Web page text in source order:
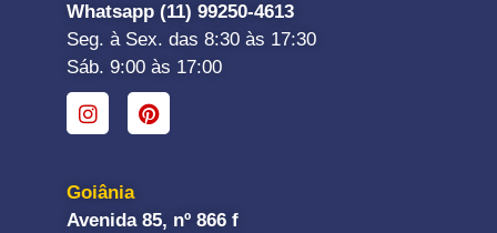
Whatsapp (11) 99250-4613
Seg. à Sex. das 8:30 às 17:30
Sáb. 9:00 às 17:00
Goiânia
Avenida 85, nº 866 f